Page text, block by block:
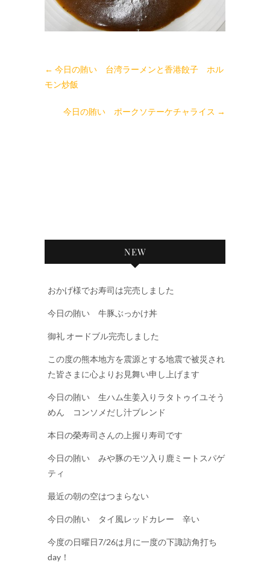
← 今日の賄い 台湾ラーメンと香港餃子 ホル
モン炒飯
今日の賄い ポークソテーケチャライス →
NEW
おかげ様でお寿司は完売しました
今日の賄い 牛豚ぶっかけ丼
御礼 オードブル完売しました
この度の熊本地方を震源とする地震で被災され
た皆さまに心よりお見舞い申し上げます
今日の賄い 生ハム生姜入りラタトゥイユそう
めん コンソメだし汁ブレンド
本日の榮寿司さんの上握り寿司です
今日の賄い みや豚のモツ入り鹿ミートスパゲ
ティ
最近の朝の空はつまらない
今日の賄い タイ風レッドカレー 辛い
今度の日曜日7/26は月に一度の下諏訪角打ち
day！